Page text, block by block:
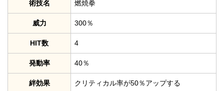
術技名 燃焼拳
威力 300％
HIT数 4
発動率 40％
絆効果 クリティカル率が50％アップする